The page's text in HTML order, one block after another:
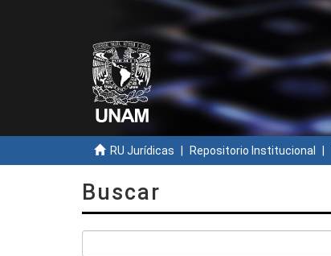
RU Jurídicas Repositorio Institucional
Buscar